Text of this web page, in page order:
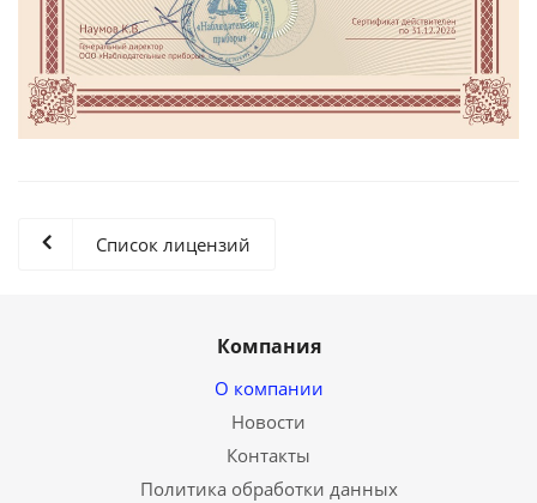
Список лицензий
Компания
О компании
Новости
Контакты
Политика обработки данных